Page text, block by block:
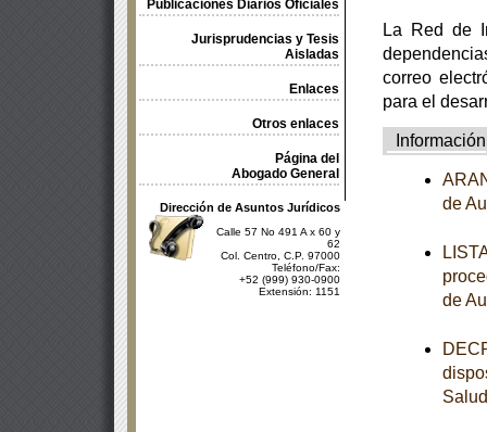
Publicaciones Diarios Oficiales
Jurisprudencias y Tesis
Aisladas
Enlaces
Otros enlaces
Página del
Abogado General
Dirección de Asuntos Jurídicos
Calle 57 No 491 A x 60 y
62
Col. Centro, C.P. 97000
Teléfono/Fax:
+52 (999) 930-0900
Extensión: 1151
La Red de
correo
para el
Información
de
de